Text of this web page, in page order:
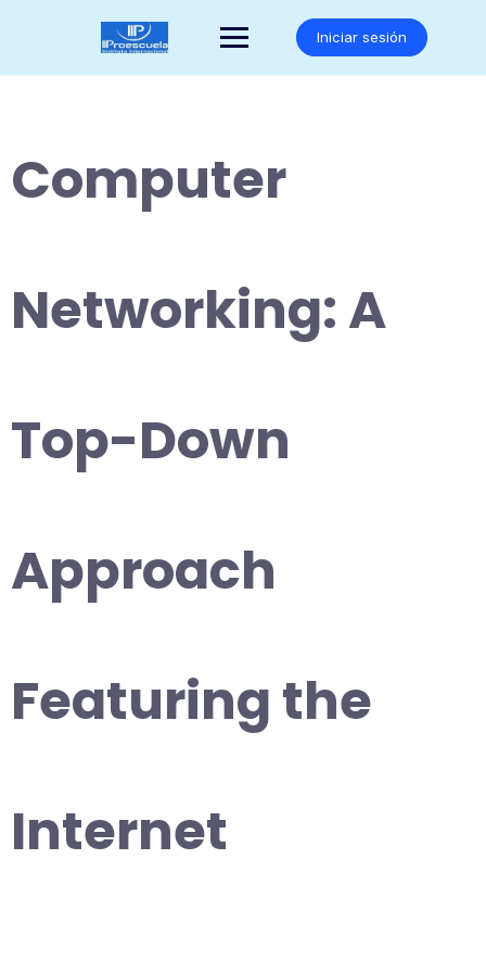
Iniciar sesión
Computer
Networking: A
Top-Down
Approach
Featuring the
Internet